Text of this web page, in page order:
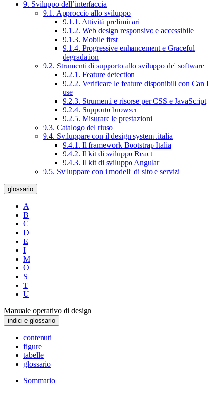
9. Sviluppo dell’interfaccia
9.1. Approccio allo sviluppo
9.1.1. Attività preliminari
9.1.2. Web design responsivo e accessibile
9.1.3. Mobile first
9.1.4. Progressive enhancement e Graceful
degradation
9.2. Strumenti di supporto allo sviluppo del software
9.2.1. Feature detection
9.2.2. Verificare le feature disponibili con Can I
use
9.2.3. Strumenti e risorse per CSS e JavaScript
9.2.4. Supporto browser
9.2.5. Misurare le prestazioni
9.3. Catalogo del riuso
9.4. Sviluppare con il design system .italia
9.4.1. Il framework Bootstrap Italia
9.4.2. Il kit di sviluppo React
9.4.3. Il kit di sviluppo Angular
9.5. Sviluppare con i modelli di sito e servizi
glossario
A
B
C
D
E
I
M
O
S
T
U
Manuale operativo di design
indici e glossario
contenuti
figure
tabelle
glossario
Sommario